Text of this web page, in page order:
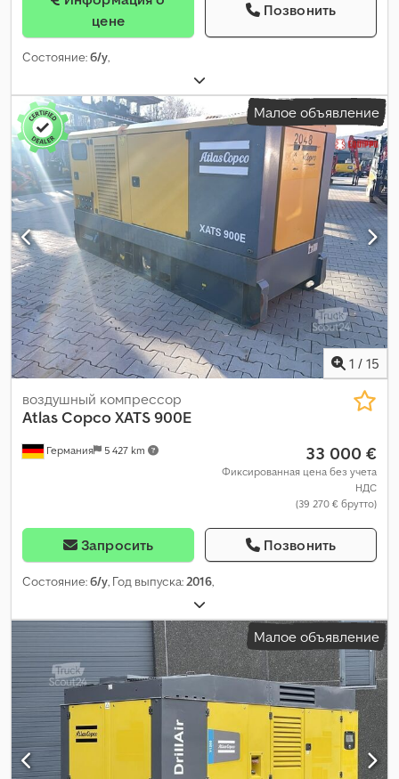
цене
Позвонить
Состояние:б/у,
Малое объявление
1 / 15
Германия 5 427 km
воздушный компрессор
Atlas CopcoXATS 900E
33 000 €
Фиксированная цена без учета
НДС
(39 270 € брутто)
Запросить Позвонить
Состояние:б/у, Год выпуска:2016,
Малое объявление